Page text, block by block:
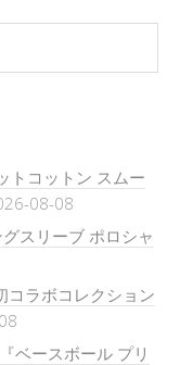
トコットン スムー
08-08
グスリーブ ポロシャ
コラボコレクション
『ベースボール プリ